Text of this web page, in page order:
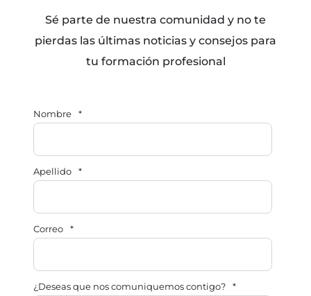
Sé parte de nuestra comunidad y no te
pierdas las últimas noticias y consejos para
tu formación profesional
Nombre *
Apellido *
Correo *
¿Deseas que nos comuniquemos contigo? *